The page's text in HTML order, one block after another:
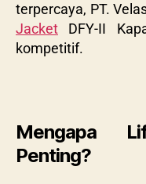
terpercaya, PT.
Jacket DFY-II
kompetitif.
Mengapa
Penting?